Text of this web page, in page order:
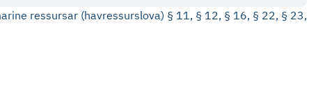
ressursar (havressurslova) § 11, § 12, § 16, § 22, § 23,